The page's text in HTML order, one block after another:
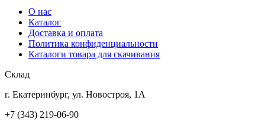
О нас
Каталог
Доставка и оплата
Политика конфиденциальности
Каталоги товара для скачивания
Склад
г. Екатеринбург, ул. Новостроя, 1А
+7 (343) 219-06-90